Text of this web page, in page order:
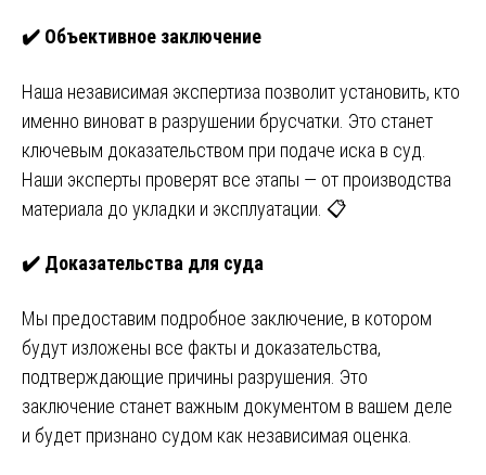
✔️ Объективное заключение
Наша независимая экспертиза позволит установить, кто
именно виноват в разрушении брусчатки. Это станет
ключевым доказательством при подаче иска в суд.
Наши эксперты проверят все этапы — от производства
материала до укладки и эксплуатации. 📋
✔️ Доказательства для суда
Мы предоставим подробное заключение, в котором
будут изложены все факты и доказательства,
подтверждающие причины разрушения. Это
заключение станет важным документом в вашем деле
и будет признано судом как независимая оценка.